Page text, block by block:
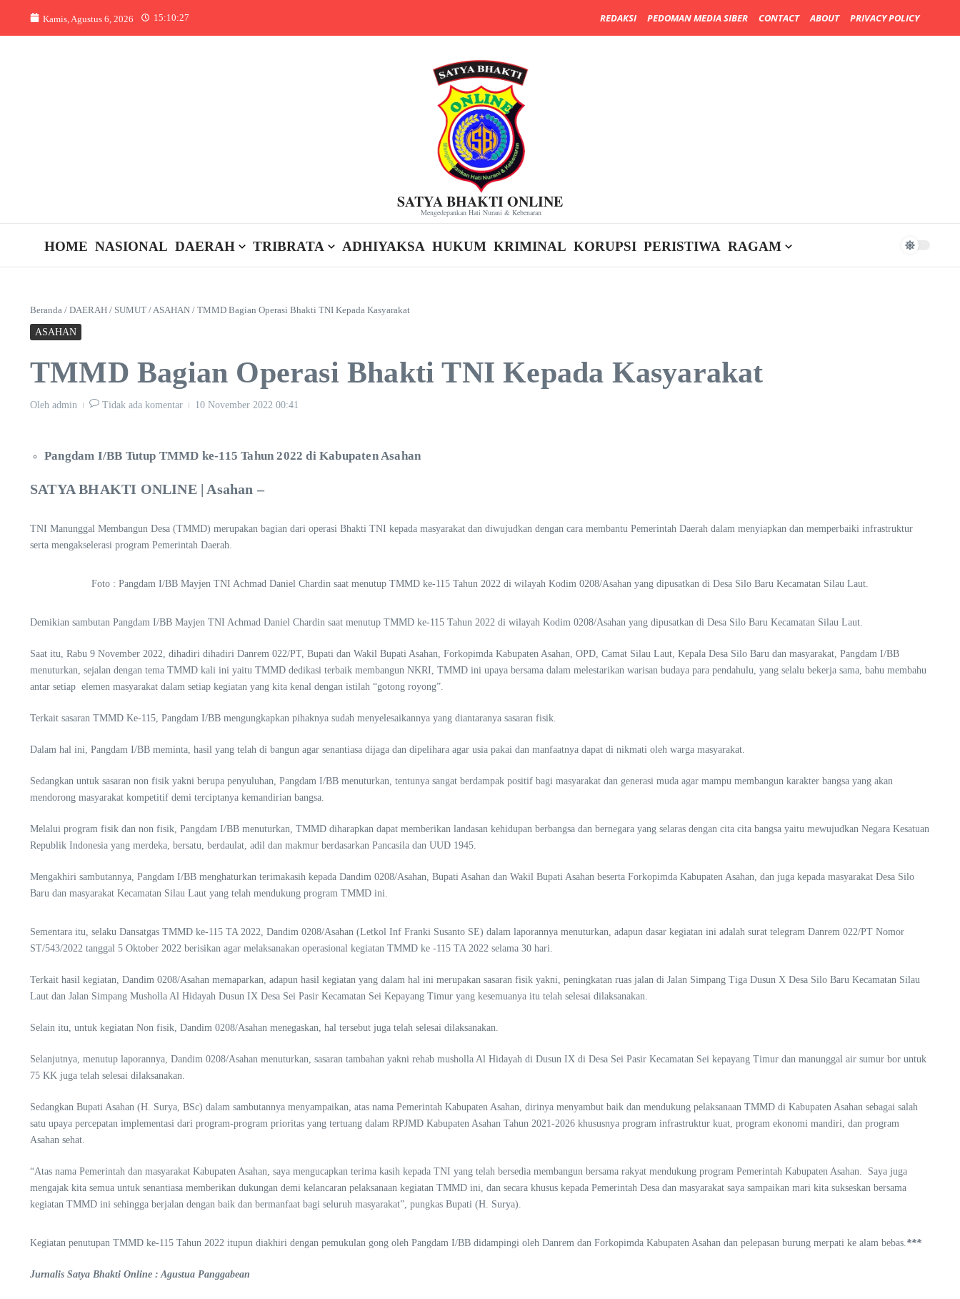
Kamis, Agustus 6, 2026
15:10:27 REDAKSI PEDOMAN MEDIA SIBER CONTACT ABOUT PRIVACY POLICY
SATYA BHAKTI ONLINE
Mengedepankan Hati Nurani & Kebenaran
HOME NASIONAL DAERAH TRIBRATA ADHIYAKSA HUKUM KRIMINAL KORUPSI PERISTIWA RAGAM
Beranda / DAERAH / SUMUT / ASAHAN / TMMD Bagian Operasi Bhakti TNI Kepada Kasyarakat
ASAHAN
TMMD Bagian Operasi Bhakti TNI Kepada Kasyarakat
Oleh admin Tidak ada komentar 10 November 2022 00:41
Pangdam I/BB Tutup TMMD ke-115 Tahun 2022 di Kabupaten Asahan
SATYA BHAKTI ONLINE | Asahan –
TNI Manunggal Membangun Desa (TMMD) merupakan bagian dari operasi Bhakti TNI kepada masyarakat dan diwujudkan dengan cara membantu Pemerintah Daerah dalam menyiapkan dan memperbaiki infrastruktur
serta mengakselerasi program Pemerintah Daerah.
Foto : Pangdam I/BB Mayjen TNI Achmad Daniel Chardin saat menutup TMMD ke-115 Tahun 2022 di wilayah Kodim 0208/Asahan yang dipusatkan di Desa Silo Baru Kecamatan Silau Laut.
Demikian sambutan Pangdam I/BB Mayjen TNI Achmad Daniel Chardin saat menutup TMMD ke-115 Tahun 2022 di wilayah Kodim 0208/Asahan yang dipusatkan di Desa Silo Baru Kecamatan Silau Laut.
Saat itu, Rabu 9 November 2022, dihadiri dihadiri Danrem 022/PT, Bupati dan Wakil Bupati Asahan, Forkopimda Kabupaten Asahan, OPD, Camat Silau Laut, Kepala Desa Silo Baru dan masyarakat, Pangdam I/BB
menuturkan, sejalan dengan tema TMMD kali ini yaitu TMMD dedikasi terbaik membangun NKRI, TMMD ini upaya bersama dalam melestarikan warisan budaya para pendahulu, yang selalu bekerja sama, bahu membahu
antar setiap elemen masyarakat dalam setiap kegiatan yang kita kenal dengan istilah “gotong royong”.
Terkait sasaran TMMD Ke-115, Pangdam I/BB mengungkapkan pihaknya sudah menyelesaikannya yang diantaranya sasaran fisik.
Dalam hal ini, Pangdam I/BB meminta, hasil yang telah di bangun agar senantiasa dijaga dan dipelihara agar usia pakai dan manfaatnya dapat di nikmati oleh warga masyarakat.
Sedangkan untuk sasaran non fisik yakni berupa penyuluhan, Pangdam I/BB menuturkan, tentunya sangat berdampak positif bagi masyarakat dan generasi muda agar mampu membangun karakter bangsa yang akan
mendorong masyarakat kompetitif demi terciptanya kemandirian bangsa.
Melalui program fisik dan non fisik, Pangdam I/BB menuturkan, TMMD diharapkan dapat memberikan landasan kehidupan berbangsa dan bernegara yang selaras dengan cita cita bangsa yaitu mewujudkan Negara Kesatuan
Republik Indonesia yang merdeka, bersatu, berdaulat, adil dan makmur berdasarkan Pancasila dan UUD 1945.
Mengakhiri sambutannya, Pangdam I/BB menghaturkan terimakasih kepada Dandim 0208/Asahan, Bupati Asahan dan Wakil Bupati Asahan beserta Forkopimda Kabupaten Asahan, dan juga kepada masyarakat Desa Silo
Baru dan masyarakat Kecamatan Silau Laut yang telah mendukung program TMMD ini.
Sementara itu, selaku Dansatgas TMMD ke-115 TA 2022, Dandim 0208/Asahan (Letkol Inf Franki Susanto SE) dalam laporannya menuturkan, adapun dasar kegiatan ini adalah surat telegram Danrem 022/PT Nomor
ST/543/2022 tanggal 5 Oktober 2022 berisikan agar melaksanakan operasional kegiatan TMMD ke -115 TA 2022 selama 30 hari.
Terkait hasil kegiatan, Dandim 0208/Asahan memaparkan, adapun hasil kegiatan yang dalam hal ini merupakan sasaran fisik yakni, peningkatan ruas jalan di Jalan Simpang Tiga Dusun X Desa Silo Baru Kecamatan Silau
Laut dan Jalan Simpang Musholla Al Hidayah Dusun IX Desa Sei Pasir Kecamatan Sei Kepayang Timur yang kesemuanya itu telah selesai dilaksanakan.
Selain itu, untuk kegiatan Non fisik, Dandim 0208/Asahan menegaskan, hal tersebut juga telah selesai dilaksanakan.
Selanjutnya, menutup laporannya, Dandim 0208/Asahan menuturkan, sasaran tambahan yakni rehab musholla Al Hidayah di Dusun IX di Desa Sei Pasir Kecamatan Sei kepayang Timur dan manunggal air sumur bor untuk
75 KK juga telah selesai dilaksanakan.
Sedangkan Bupati Asahan (H. Surya, BSc) dalam sambutannya menyampaikan, atas nama Pemerintah Kabupaten Asahan, dirinya menyambut baik dan mendukung pelaksanaan TMMD di Kabupaten Asahan sebagai salah
satu upaya percepatan implementasi dari program-program prioritas yang tertuang dalam RPJMD Kabupaten Asahan Tahun 2021-2026 khususnya program infrastruktur kuat, program ekonomi mandiri, dan program
Asahan sehat.
“Atas nama Pemerintah dan masyarakat Kabupaten Asahan, saya mengucapkan terima kasih kepada TNI yang telah bersedia membangun bersama rakyat mendukung program Pemerintah Kabupaten Asahan. Saya juga
mengajak kita semua untuk senantiasa memberikan dukungan demi kelancaran pelaksanaan kegiatan TMMD ini, dan secara khusus kepada Pemerintah Desa dan masyarakat saya sampaikan mari kita sukseskan bersama
kegiatan TMMD ini sehingga berjalan dengan baik dan bermanfaat bagi seluruh masyarakat”, pungkas Bupati (H. Surya).
Kegiatan penutupan TMMD ke-115 Tahun 2022 itupun diakhiri dengan pemukulan gong oleh Pangdam I/BB didampingi oleh Danrem dan Forkopimda Kabupaten Asahan dan pelepasan burung merpati ke alam bebas. ***
Jurnalis Satya Bhakti Online : Agustua Panggabean